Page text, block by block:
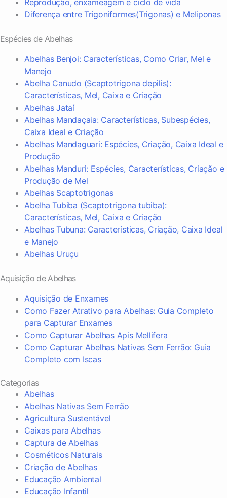
Reprodução, enxameagem e ciclo de vida
Diferença entre Trigoniformes(Trigonas) e Meliponas
Espécies de Abelhas
Abelhas Benjoi: Características, Como Criar, Mel e
Manejo
Abelha Canudo (Scaptotrigona depilis):
Características, Mel, Caixa e Criação
Abelhas Jataí
Abelhas Mandaçaia: Características, Subespécies,
Caixa Ideal e Criação
Abelhas Mandaguari: Espécies, Criação, Caixa Ideal e
Produção
Abelhas Manduri: Espécies, Características, Criação e
Produção de Mel
Abelhas Scaptotrigonas
Abelha Tubiba (Scaptotrigona tubiba):
Características, Mel, Caixa e Criação
Abelhas Tubuna: Características, Criação, Caixa Ideal
e Manejo
Abelhas Uruçu
Aquisição de Abelhas
Aquisição de Enxames
Como Fazer Atrativo para Abelhas: Guia Completo
para Capturar Enxames
Como Capturar Abelhas Apis Mellifera
Como Capturar Abelhas Nativas Sem Ferrão: Guia
Completo com Iscas
Categorias
Abelhas
Abelhas Nativas Sem Ferrão
Agricultura Sustentável
Caixas para Abelhas
Captura de Abelhas
Cosméticos Naturais
Criação de Abelhas
Educação Ambiental
Educação Infantil